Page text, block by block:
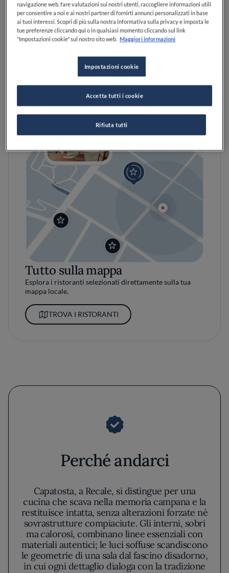
SERVIZI
Per bambini
Buoni dessert
Specializzato in caffè
Perfetto per la cena
Lista di birre
Carta dei vini
Adatto ai bambini o alle famiglie
Adatto ai gruppi
Tutto sulla mappa
Esplora i ristoranti selezionati direttamente sulla tua
mappa locale.
TROVA I RISTORANTI
Perché andarci
Capatosta, a Recale, si distingue per una
cucina che scava nella memoria campana e la
restituisce intatta, senza alterazioni forzate né
sovrastrutture compiaciute. Gli interni, sobri
ma calorosi, combinano linee essenziali con
materiali autentici; le luci soffuse scandiscono
le geometrie di una sala dal fascino disadorno,
in cui ogni dettaglio dialoga con la tradizione
navigazione web, fare valutazioni sui nostri utenti, raccogliere informazioni utili
per consentire a noi e ai nostri partner di fornirti annunci personalizzati in base
ai tuoi interessi. Scopri di più sulla nostra informativa sulla privacy e imposta le
tue preferenze cliccando qui o in qualsiasi momento cliccando sul link
"Impostazioni cookie" sul nostro sito web. Maggiori informazioni
Impostazioni cookie
Rifiuta tutti
Accetta tutti i cookie